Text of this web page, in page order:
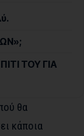
ΤΟΥ ΓΙΑ
θα
κάποια